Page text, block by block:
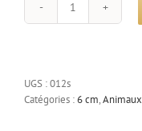
quantité
cm
UGS :012s
Catégories :6 cm,Animaux